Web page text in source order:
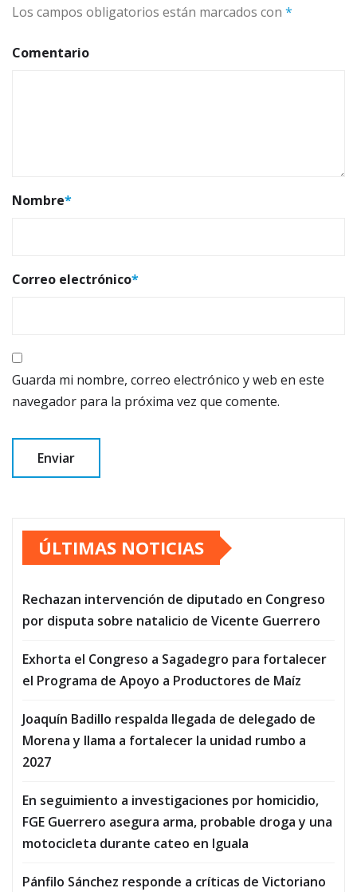
Los campos obligatorios están marcados con *
Comentario
Nombre*
Correo electrónico*
Guarda mi nombre, correo electrónico y web en este
navegador para la próxima vez que comente.
ÚLTIMAS NOTICIAS
Rechazan intervención de diputado en Congreso
por disputa sobre natalicio de Vicente Guerrero
Exhorta el Congreso a Sagadegro para fortalecer
el Programa de Apoyo a Productores de Maíz
Joaquín Badillo respalda llegada de delegado de
Morena y llama a fortalecer la unidad rumbo a
2027
En seguimiento a investigaciones por homicidio,
FGE Guerrero asegura arma, probable droga y una
motocicleta durante cateo en Iguala
Pánfilo Sánchez responde a críticas de Victoriano